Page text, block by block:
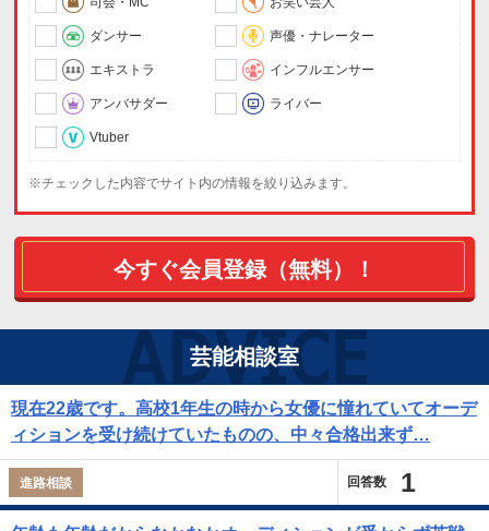
ダンサー 声優・ナレーター
エキストラ インフルエンサー
アンバサダー ライバー
Vtuber
※チェックした内容でサイト内の情報を絞り込みます。
今すぐ会員登録（無料）！
芸能相談室
現在22歳です。高校1年生の時から女優に憧れていてオーデ
ィションを受け続けていたものの、中々合格出来ず…
進路相談 回答数 1